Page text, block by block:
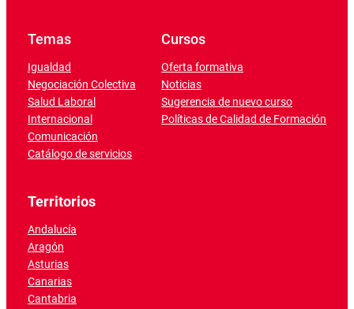
Temas
Igualdad
Negociación Colectiva
Salud Laboral
Internacional
Comunicación
Catálogo de servicios
Cursos
Oferta formativa
Noticias
Sugerencia de nuevo curso
Políticas de Calidad de Formación
Territorios
Andalucía
Aragón
Asturias
Canarias
Cantabria